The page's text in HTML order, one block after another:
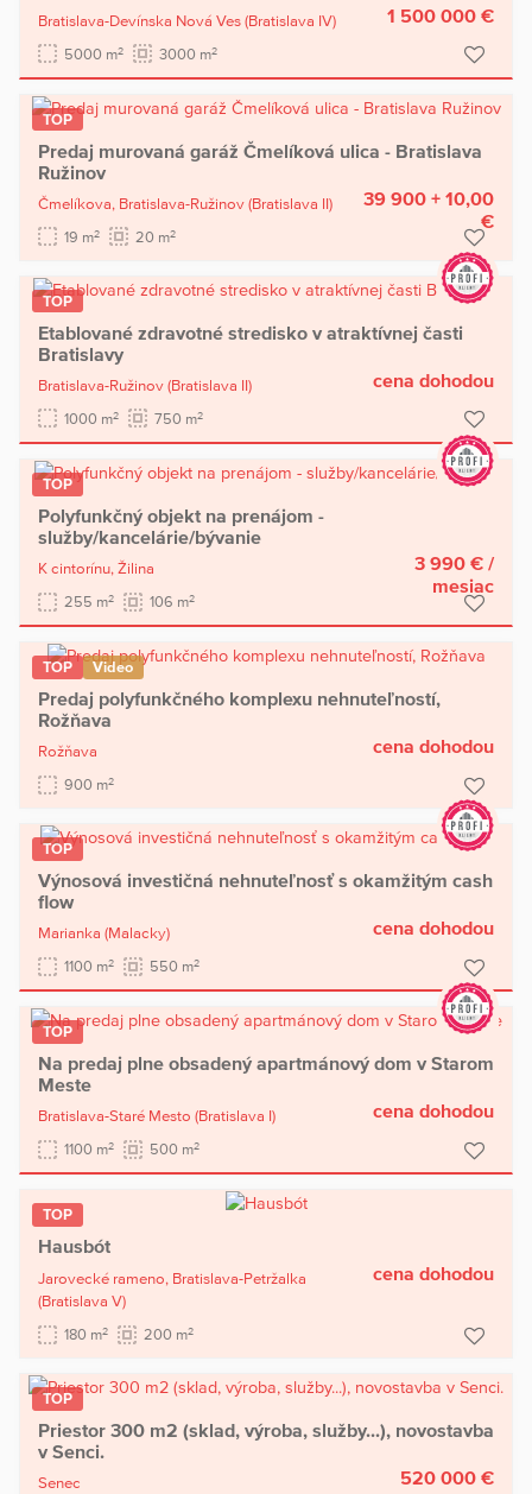
Bratislava-Devínska Nová Ves (Bratislava IV)
5000 m2 3000 m2
1 500 000 €
TOP
Predaj murovaná garáž Čmelíková ulica - Bratislava
Ružinov
Čmelíkova, Bratislava-Ružinov (Bratislava II)
19 m2 20 m2
39 900 + 10,00
€
TOP
Etablované zdravotné stredisko v atraktívnej časti
Bratislavy
Bratislava-Ružinov (Bratislava II)
1000 m2 750 m2
cena dohodou
TOP
Polyfunkčný objekt na prenájom -
služby/kancelárie/bývanie
K cintorínu, Žilina
255 m2 106 m2
3 990 € /
mesiac
TOP Video
Predaj polyfunkčného komplexu nehnuteľností,
Rožňava
Rožňava
900 m2
cena dohodou
TOP
Výnosová investičná nehnuteľnosť s okamžitým cash
flow
Marianka (Malacky)
1100 m2 550 m2
cena dohodou
TOP
Na predaj plne obsadený apartmánový dom v Starom
Meste
Bratislava-Staré Mesto (Bratislava I)
1100 m2 500 m2
cena dohodou
TOP
Hausbót
Jarovecké rameno, Bratislava-Petržalka
(Bratislava V)
180 m2 200 m2
cena dohodou
TOP
Priestor 300 m2 (sklad, výroba, služby...), novostavba
v Senci.
Senec
520 000 €